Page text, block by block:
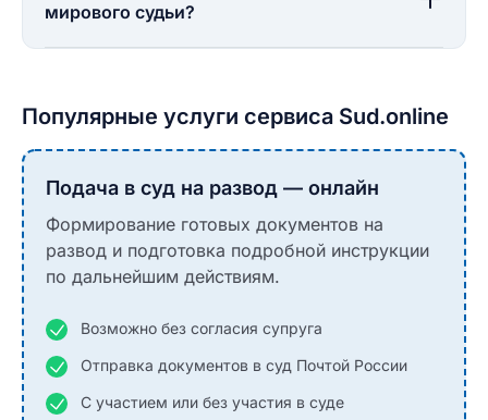
мирового судьи?
Популярные услуги сервиса Sud.online
Подача в суд на развод — онлайн
Формирование готовых документов на
развод и подготовка подробной инструкции
по дальнейшим действиям.
Возможно без согласия супруга
Отправка документов в суд Почтой России
С участием или без участия в суде